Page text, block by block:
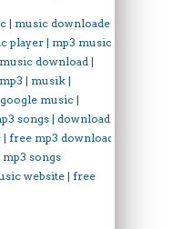
| music downloader
player | mp3 music
download |
| musik |
music |
songs | download
free mp3 download
songs
website | free